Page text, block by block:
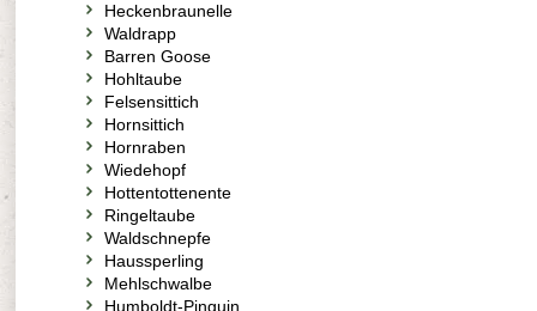
Heckenbraunelle
Waldrapp
Barren Goose
Hohltaube
Felsensittich
Hornsittich
Hornraben
Wiedehopf
Hottentottenente
Ringeltaube
Waldschnepfe
Haussperling
Mehlschwalbe
Humboldt-Pinguin